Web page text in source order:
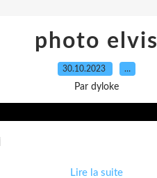
photo elvis
30.10.2023 …
Par dyloke
Lire la suite